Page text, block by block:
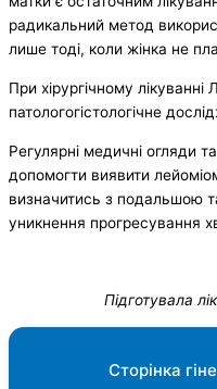
радикальний метод
лише тоді, коли жінка не
При хірургічному лікуванні
патологогістологічне
Регулярні медичні огляди
допомогти виявити
визначитись з подальшою
уникнення прогресування
Підготувала
Сторінка